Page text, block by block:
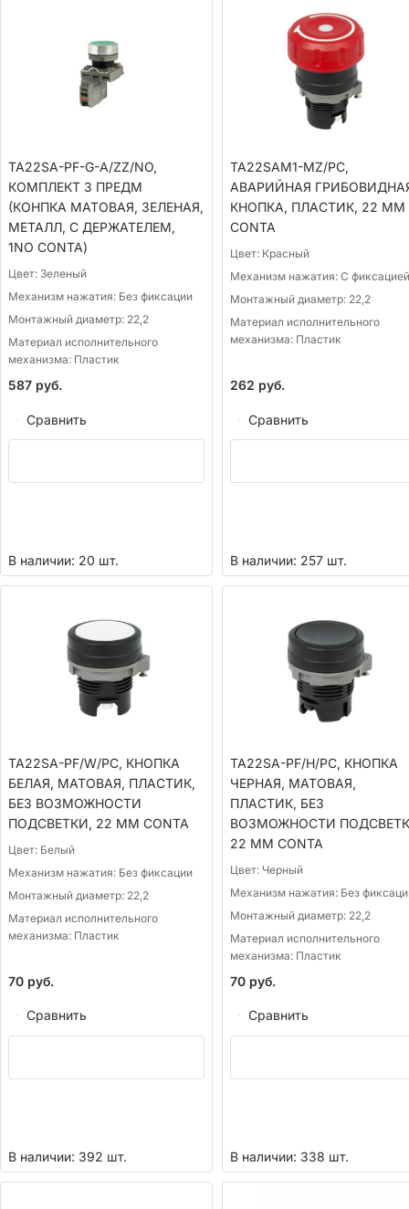
TA22SA-PF-G-A/ZZ/NO,
КОМПЛЕКТ 3 ПРЕДМ
(КОНПКА МАТОВАЯ, ЗЕЛЕНАЯ,
МЕТАЛЛ, С ДЕРЖАТЕЛЕМ,
1NO CONTA)
Цвет: Зеленый
Механизм нажатия: Без фиксации
Монтажный диаметр: 22,2
Материал исполнительного
механизма: Пластик
587 руб.
Сравнить
В наличии: 20 шт.
TA22SAM1-MZ/PC,
АВАРИЙНАЯ
КНОПКА, ПЛАСТИК, 22 ММ
CONTA
Цвет: Красный
Механизм нажатия: С фиксацией
Монтажный диаметр: 22,2
Материал исполнительного
механизма: Пластик
262 руб.
Сравнить
В наличии: 257 шт.
TA22SA-PF/W/PC, КНОПКА
БЕЛАЯ, МАТОВАЯ, ПЛАСТИК,
БЕЗ ВОЗМОЖНОСТИ
ПОДСВЕТКИ, 22 ММ CONTA
Цвет: Белый
Механизм нажатия: Без фиксации
Монтажный диаметр: 22,2
Материал исполнительного
механизма: Пластик
70 руб.
Сравнить
В наличии: 392 шт.
TA22SA-PF/H/PC, КНОПКА
ЧЕРНАЯ, МАТОВАЯ,
ПЛАСТИК, БЕЗ
ВОЗМОЖНОСТИ
22 ММ CONTA
Цвет: Черный
Механизм нажатия: Без
Монтажный диаметр: 22,2
Материал исполнительного
механизма: Пластик
70руб.
Сравнить
В наличии: 338 шт.